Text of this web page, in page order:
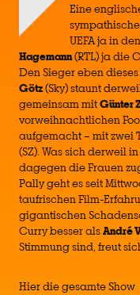
Eine
UEFA ja in
Hagemann(RTL) ja die
Den Sieger eben
Götz(Sky) staunt
gemeinsam mitGünter
vorweihnachtlichen
aufgemacht – mit zwei
(SZ). Was sich derweil
dagegen die Frauen
Pally geht es seit
taufrischen Film-
gigantischen
Curry besser alsAndré
Stimmung sind, freut
Hier die gesamte Show